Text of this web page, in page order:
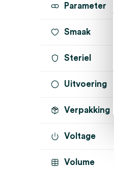
Parameter
Smaak
Steriel
steriel (1)
Uitvoering
dun (1)
Verpakking
Voltage
Volume